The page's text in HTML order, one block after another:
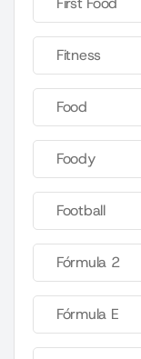
Fitness
Food
Foody
Football
Fórmula 2
Fórmula E